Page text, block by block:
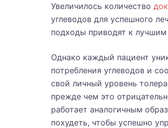
Увеличилось количество
углеводов для успешного
подходы приводят к
Однако каждый пациент
потребления углеводов и
свой личный уровень
прежде чем это
работает аналогичным
похудеть, чтобы успешно